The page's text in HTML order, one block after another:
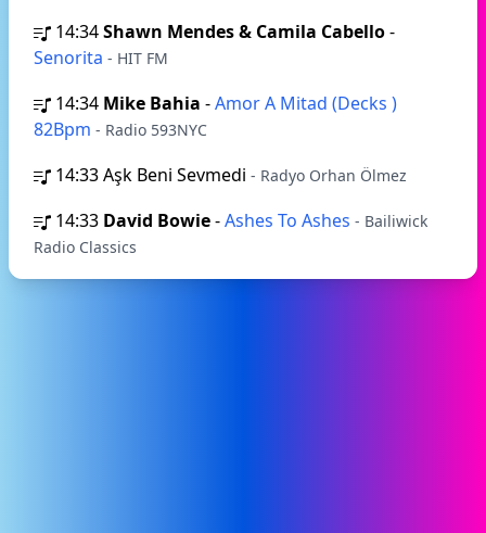
14:34Shawn Mendes & Camila Cabello-
Senorita - HIT FM
14:34 Mike Bahia -Amor A Mitad (Decks )
82Bpm - Radio 593NYC
14:33Aşk Beni Sevmedi - Radyo Orhan Ölmez
14:33 David Bowie-Ashes To Ashes - Bailiwick
Radio Classics